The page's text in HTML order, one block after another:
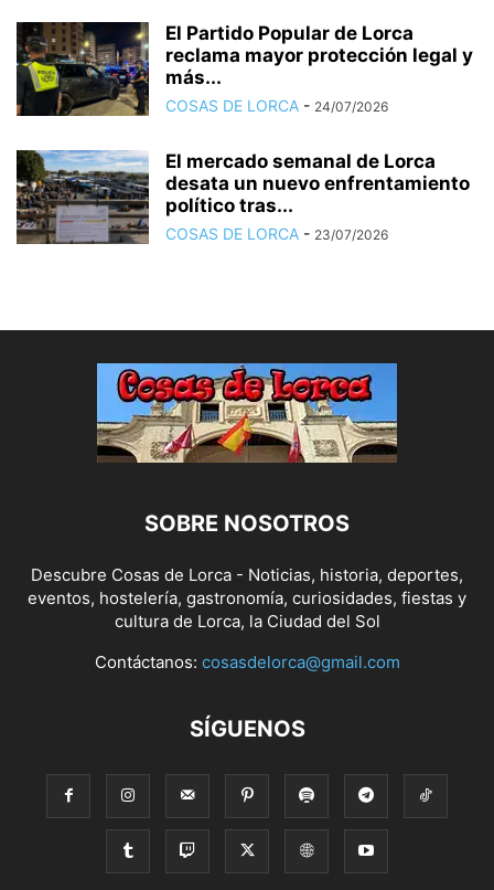
El Partido Popular de Lorca
reclama mayor protección legal y
más...
COSAS DE LORCA - 24/07/2026
El mercado semanal de Lorca
desata un nuevo enfrentamiento
político tras...
COSAS DE LORCA - 23/07/2026
SOBRE NOSOTROS
Descubre Cosas de Lorca - Noticias, historia, deportes,
eventos, hostelería, gastronomía, curiosidades, fiestas y
cultura de Lorca, la Ciudad del Sol
Contáctanos: cosasdelorca@gmail.com
SÍGUENOS